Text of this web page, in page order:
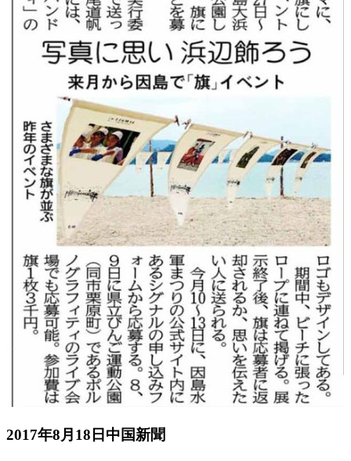
2017年8月18日中国新聞